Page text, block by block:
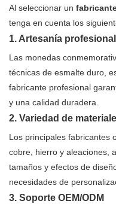
Al seleccionar un
tenga en cuenta los
1. Artesanía profesional
Las monedas
técnicas de esmalte duro,
fabricante profesional
y una calidad duradera.
2. Variedad de
Los principales fabricantes
cobre, hierro y aleaciones,
tamaños y efectos de
necesidades de
3. Soporte OEM/ODM